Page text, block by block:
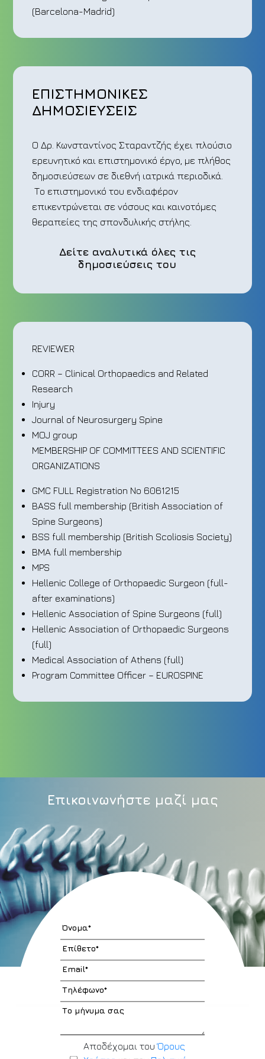
(Barcelona-Madrid)
ΕΠΙΣΤΗΜΟΝΙΚΕΣ
ΔΗΜΟΣΙΕΥΣΕΙΣ
Ο Δρ. Κωνσταντίνος Σταραντζής έχει πλούσιο
ερευνητικό και επιστημονικό έργο, με πλήθος
δημοσιεύσεων σε διεθνή ιατρικά περιοδικά.
Το επιστημονικό του ενδιαφέρον
επικεντρώνεται σε νόσους και καινοτόμες
θεραπείες της σπονδυλικής στήλης.
Δείτε αναλυτικά όλες τις
δημοσιεύσεις του
REVIEWER
CORR – Clinical Orthopaedics and Related
Research
Injury
Journal of Neurosurgery Spine
MOJ group
MEMBERSHIP OF COMMITTEES AND SCIENTIFIC
ORGANIZATIONS
GMC FULL Registration No 6061215
BASS full membership (British Association of
Spine Surgeons)
BSS full membership (British Scoliosis Society)
BMA full membership
MPS
Hellenic College of Orthopaedic Surgeon (full-
after examinations)
Hellenic Association of Spine Surgeons (full)
Hellenic Association of Orthopaedic Surgeons
(full)
Medical Association of Athens (full)
Program Committee Officer – EUROSPINE
Επικοινωνήστε μαζί μας
Αποδέχομαι τουΌρους